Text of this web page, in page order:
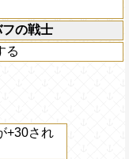
の戦士
る
+30され